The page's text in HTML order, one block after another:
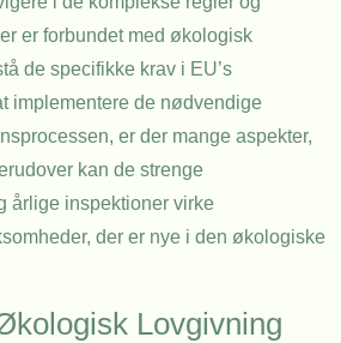
er forbundet med økologisk
de specifikke krav i EU’s
implementere de nødvendige
er der mange aspekter,
kan de strenge
årlige inspektioner virke
der er nye i den økologiske
Lovgivning